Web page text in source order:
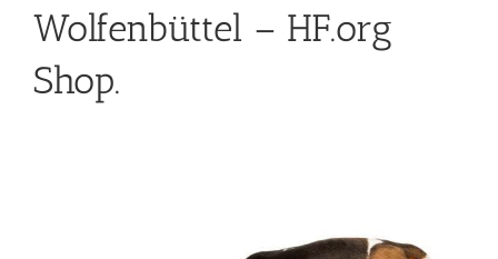
Wolfenbüttel – HF.org
Shop.